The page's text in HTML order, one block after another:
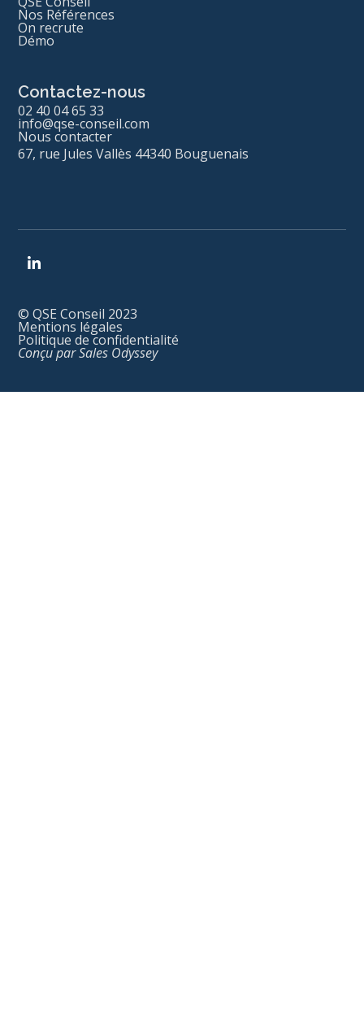
Nos Références
On recrute
Démo
Contactez-nous
02 40 04 65 33
info@qse-conseil.com
Nous contacter
67, rue Jules Vallès 44340 Bouguenais
© QSE Conseil 2023
Mentions légales
Politique de confidentialité
Conçu par Sales Odyssey